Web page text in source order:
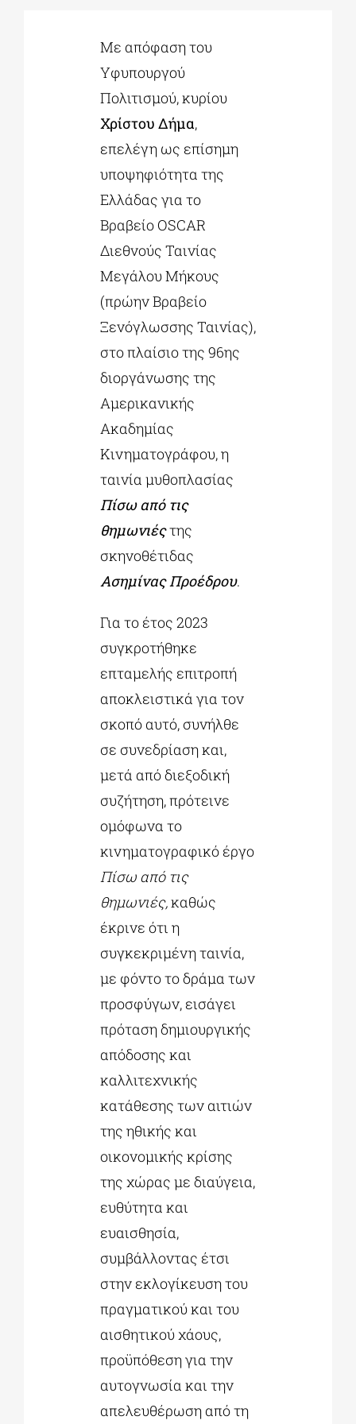
ΕΚΠΑΙΔΕΥΤΙΚΑ ΙΔΡΥΜΑΤΑ
ΠΟΛΙΤΙΣΤΙΚΟΙ ΦΟΡΕΙΣ
Με απόφαση του
Υφυπουργού
Πολιτισμού, κυρίου
Χρίστου Δήμα,
επελέγη ως επίσημη
υποψηφιότητα της
Ελλάδας για το
Βραβείο OSCAR
Διεθνούς Ταινίας
Μεγάλου Μήκους
(πρώην Βραβείο
Ξενόγλωσσης Ταινίας),
στο πλαίσιο της 96ης
διοργάνωσης της
Αμερικανικής
Ακαδημίας
Κινηματογράφου, η
ταινία μυθοπλασίας
Πίσω από τις
θημωνιέςτης
σκηνοθέτιδας
Ασημίνας Προέδρου.
Για το έτος 2023
συγκροτήθηκε
επταμελής επιτροπή
αποκλειστικά για τον
σκοπό αυτό, συνήλθε
σε συνεδρίαση και,
μετά από διεξοδική
συζήτηση, πρότεινε
ομόφωνα το
κινηματογραφικό έργο
Πίσω από τις
θημωνιές,καθώς
έκρινε ότι η
συγκεκριμένη ταινία,
με φόντο το δράμα των
προσφύγων, εισάγει
πρόταση δημιουργικής
απόδοσης και
καλλιτεχνικής
κατάθεσης των αιτιών
της ηθικής και
οικονομικής κρίσης
της χώρας με διαύγεια,
ευθύτητα και
ευαισθησία,
συμβάλλοντας έτσι
στην εκλογίκευση του
πραγματικού και του
αισθητικού χάους,
προϋπόθεση για την
αυτογνωσία και την
απελευθέρωση από τη